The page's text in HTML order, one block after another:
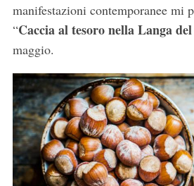
manifestazioni contemporanee mi
“Caccia al tesoro nella Langa
maggio.